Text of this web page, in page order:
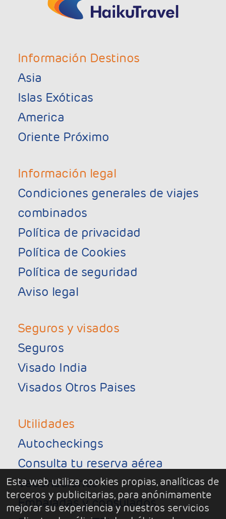
Información Destinos
Asia
Islas Exóticas
America
Oriente Próximo
Información legal
Condiciones generales de viajes
combinados
Política de privacidad
Política de Cookies
Política de seguridad
Aviso legal
Seguros y visados
Seguros
Visado India
Visados Otros Paises
Utilidades
Autocheckings
Consulta tu reserva aérea
Vacunaciones
Embajadas y consulados
Esta web utiliza cookies propias, analíticas de
terceros y publicitarias, para anónimamente
mejorar su experiencia y nuestros servicios